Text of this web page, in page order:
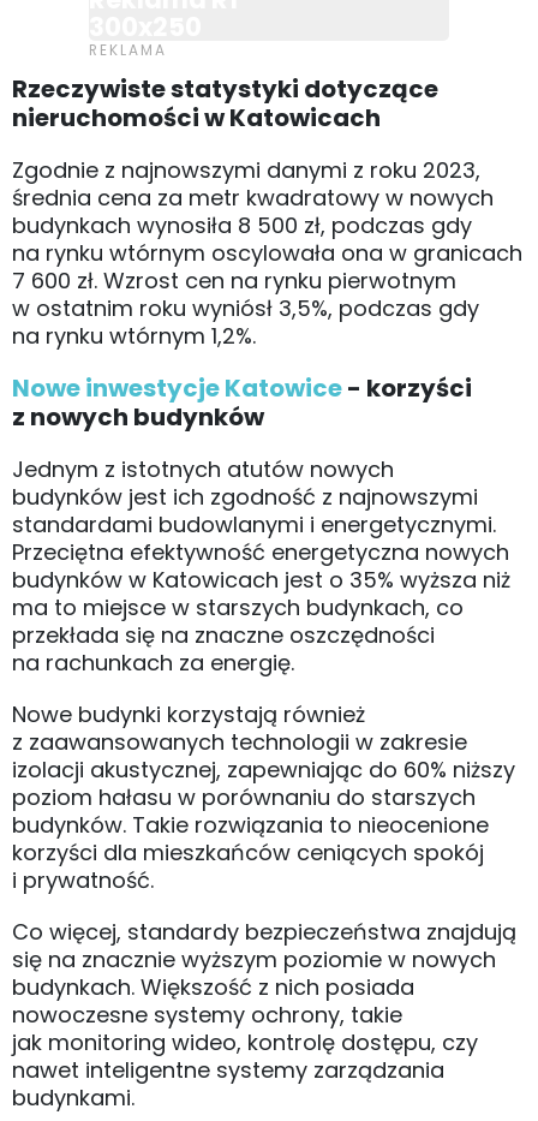
Rzeczywiste statystyki dotyczące
nieruchomości w Katowicach
Zgodnie z najnowszymi danymi z roku 2023,
średnia cena za metr kwadratowy w nowych
budynkach wynosiła 8 500 zł, podczas gdy
na rynku wtórnym oscylowała ona w granicach
7 600 zł. Wzrost cen na rynku pierwotnym
w ostatnim roku wyniósł 3,5%, podczas gdy
na rynku wtórnym 1,2%.
Nowe inwestycje Katowice- korzyści
z nowych budynków
Jednym z istotnych atutów nowych
budynków jest ich zgodność z najnowszymi
standardami budowlanymi i energetycznymi.
Przeciętna efektywność energetyczna nowych
budynków w Katowicach jest o 35% wyższa niż
ma to miejsce w starszych budynkach, co
przekłada się na znaczne oszczędności
na rachunkach za energię.
Nowe budynki korzystają również
z zaawansowanych technologii w zakresie
izolacji akustycznej, zapewniając do 60% niższy
poziom hałasu w porównaniu do starszych
budynków. Takie rozwiązania to nieocenione
korzyści dla mieszkańców ceniących spokój
i prywatność.
Co więcej, standardy bezpieczeństwa znajdują
się na znacznie wyższym poziomie w nowych
budynkach. Większość z nich posiada
nowoczesne systemy ochrony, takie
jak monitoring wideo, kontrolę dostępu, czy
nawet inteligentne systemy zarządzania
budynkami.